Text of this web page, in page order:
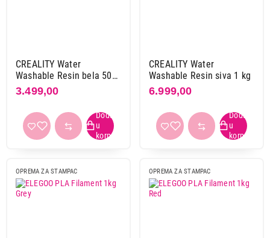
CREALITY Water
Washable Resin bela 500
gr
3.499,00
CREALITY Water
Washable Resin siva 1 kg
6.999,00
OPREMA ZA STAMPAC OPREMA ZA STAMPAC
susenje
Proizvod je dodat u korpu.